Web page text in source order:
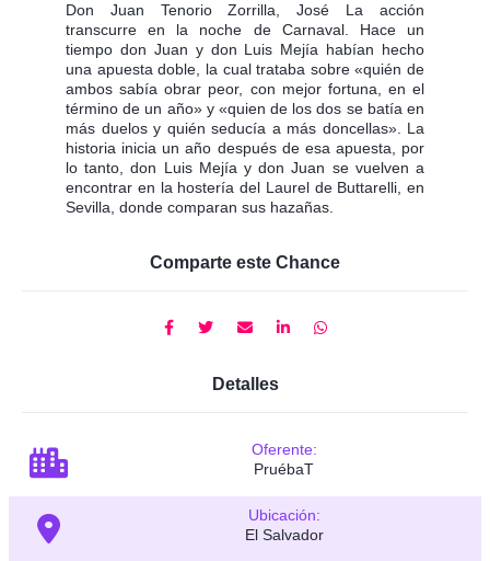
Don Juan Tenorio Zorrilla, José La acción
transcurre en la noche de Carnaval. Hace un
tiempo don Juan y don Luis Mejía habían hecho
una apuesta doble, la cual trataba sobre «quién de
ambos sabía obrar peor, con mejor fortuna, en el
término de un año» y «quien de los dos se batía en
más duelos y quién seducía a más doncellas». La
historia inicia un año después de esa apuesta, por
lo tanto, don Luis Mejía y don Juan se vuelven a
encontrar en la hostería del Laurel de Buttarelli, en
Sevilla, donde comparan sus hazañas.
Comparte este Chance
Detalles
Oferente:
PruébaT
Ubicación:
El Salvador